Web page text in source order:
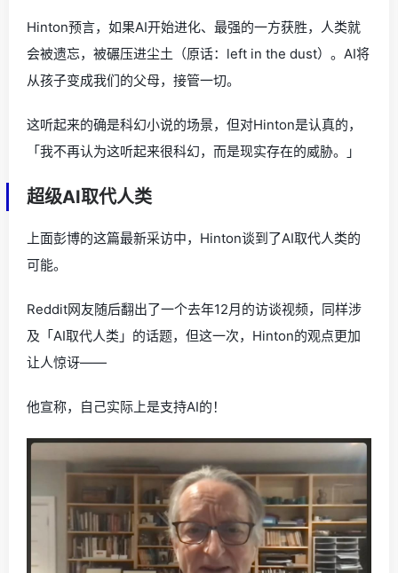
Hinton预言，如果AI开始进化、最强的一方获胜，人类就
会被遗忘，被碾压进尘土（原话：left in the dust）。AI将
从孩子变成我们的父母，接管一切。
这听起来的确是科幻小说的场景，但对Hinton是认真的，
「我不再认为这听起来很科幻，而是现实存在的威胁。」
超级AI取代人类
上面彭博的这篇最新采访中，Hinton谈到了AI取代人类的
可能。
Reddit网友随后翻出了一个去年12月的访谈视频，同样涉
及「AI取代人类」的话题，但这一次，Hinton的观点更加
让人惊讶——
他宣称，自己实际上是支持AI的！